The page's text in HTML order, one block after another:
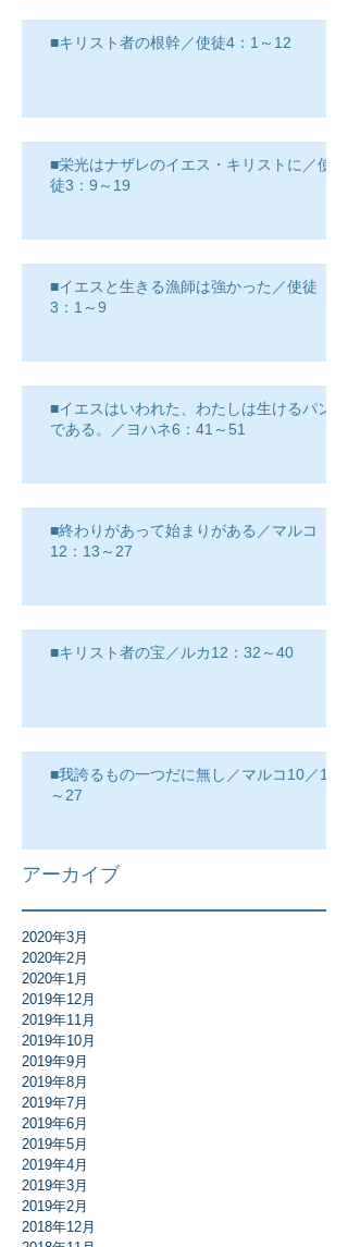
■キリスト者の根幹／使徒4：1～12
■栄光はナザレのイエス・キリストに／使
徒3：9～19
■イエスと生きる漁師は強かった／使徒
3：1～9
■イエスはいわれた、わたしは生けるパン
である。／ヨハネ6：41～51
■終わりがあって始まりがある／マルコ
12：13～27
■キリスト者の宝／ルカ12：32～40
■我誇るもの一つだに無し／マルコ10／17
～27
アーカイブ
2020年3月
2020年2月
2020年1月
2019年12月
2019年11月
2019年10月
2019年9月
2019年8月
2019年7月
2019年6月
2019年5月
2019年4月
2019年3月
2019年2月
2018年12月